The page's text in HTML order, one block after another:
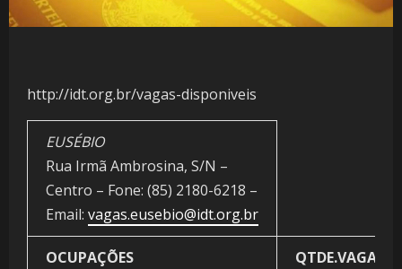
http://idt.org.br/vagas-disponiveis
EUSÉBIO
Rua Irmã Ambrosina, S/N –
Centro – Fone: (85) 2180-6218 –
Email: vagas.eusebio@idt.org.br
OCUPAÇÕES QTDE.VAGAS